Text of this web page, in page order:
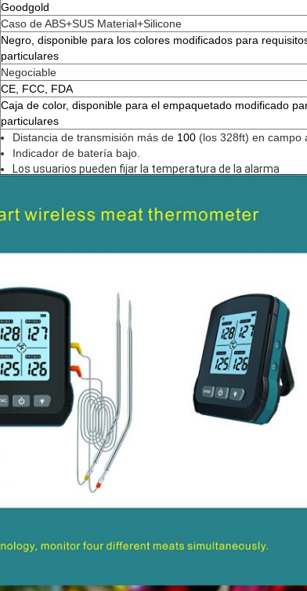
Goodgold
Caso de ABS+SUS Material+Silicone
Negro, disponible para los colores modificados para
particulares
Negociable
CE, FCC, FDA
Caja de color, disponible para el empaquetado modificado
particulares
Distancia de transmisión más de 100 (los 328ft) en campo
Indicador de batería bajo.
Los usuarios pueden fijar la temperatura de la alarma